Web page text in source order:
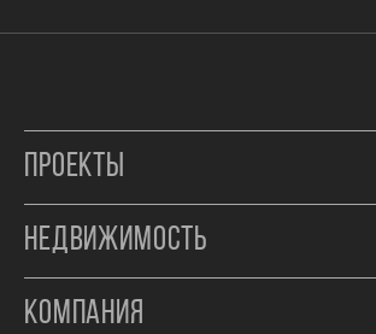
ПРОЕКТЫ
НЕДВИЖИМОСТЬ
КОМПАНИЯ